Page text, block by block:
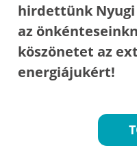
hirdettünk
az
köszönetet az
energiájukért!